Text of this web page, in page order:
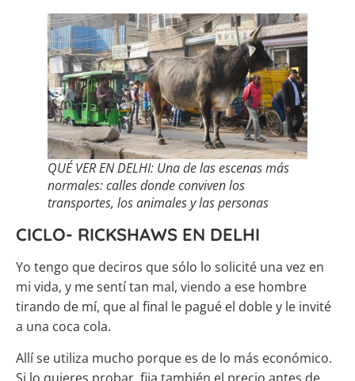
QUÉ VER EN DELHI: Una de las escenas más
normales: calles donde conviven los
transportes, los animales y las personas
CICLO- RICKSHAWS EN DELHI
Yo tengo que deciros que sólo lo solicité una vez en
mi vida, y me sentí tan mal, viendo a ese hombre
tirando de mí, que al final le pagué el doble y le invité
a una coca cola.
Allí se utiliza mucho porque es de lo más económico.